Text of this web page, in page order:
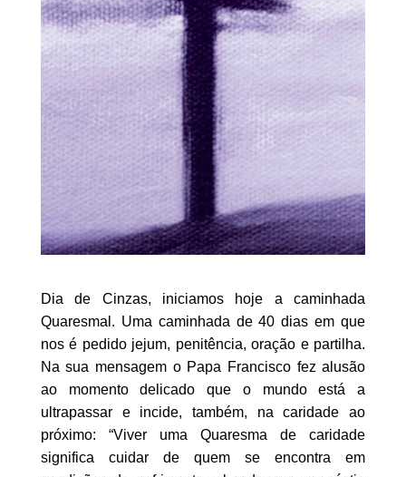
Dia de Cinzas, iniciamos hoje a caminhada
Quaresmal. Uma caminhada de 40 dias em que
nos é pedido jejum, penitência, oração e partilha.
Na sua mensagem o Papa Francisco fez alusão
ao momento delicado que o mundo está a
ultrapassar e incide, também, na caridade ao
próximo: “Viver uma Quaresma de caridade
significa cuidar de quem se encontra em